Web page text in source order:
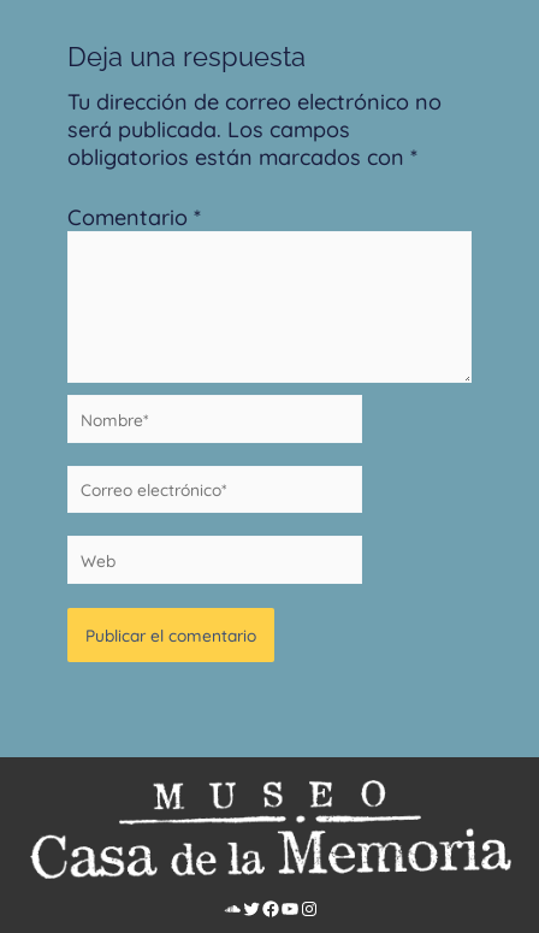
Deja una respuesta
Tu dirección de correo electrónico no
será publicada. Los campos
obligatorios están marcados con *
Comentario *
Nombre*
Correo
electrónico*
Web